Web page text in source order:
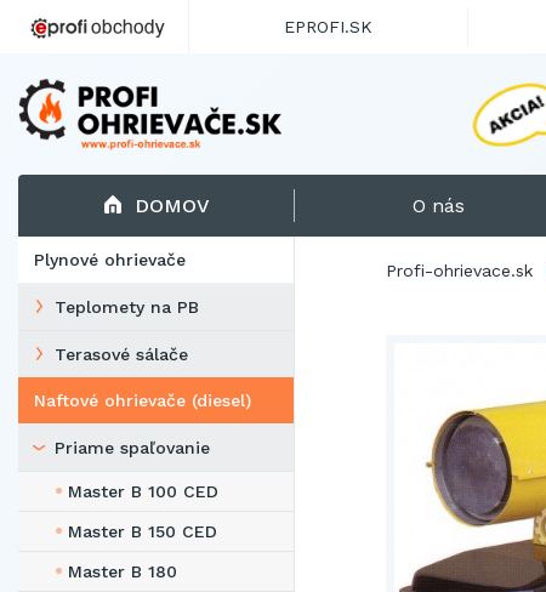
DOMOV O nás
Plynové ohrievače
Teplomety na PB
Terasové sálače
Naftové ohrievače (diesel)
Priame spaľovanie
Master B 100 CED
Master B 150 CED
Master B 180
Profi-ohrievace.sk
EPROFI.SK